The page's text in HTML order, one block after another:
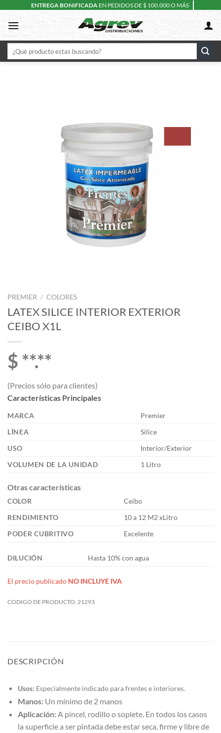
content
ENTREGA BONIFICADA EN PEDIDOS DE $ 100.000 O MÁS
Buscar
por:
PREMIER / COLORES
LATEX SILICE INTERIOR EXTERIOR
CEIBO X1L
$ **.**
(Precios sólo para clientes)
Características Principales
MARCA
Premier
LÍNEA
Silice
USO
Interior/Exterior
VOLUMEN DE LA UNIDAD
1 Litro
Otras características
COLOR
Ceibo
RENDIMIENTO
10 a 12 M2 xLitro
PODER CUBRITIVO
Excelente
DILUCIÓN Hasta 10% con agua
El precio publicado NO INCLUYE IVA
CODIGO DE PRODUCTO: 21293
DESCRIPCIÓN
Usos: Especialmente indicado para frentes e interiores.
Manos:Un mínimo de 2 manos
Aplicación: A pincel, rodillo o soplete. En todos los casos
la superficie a ser pintada debe estar seca, firme y libre de